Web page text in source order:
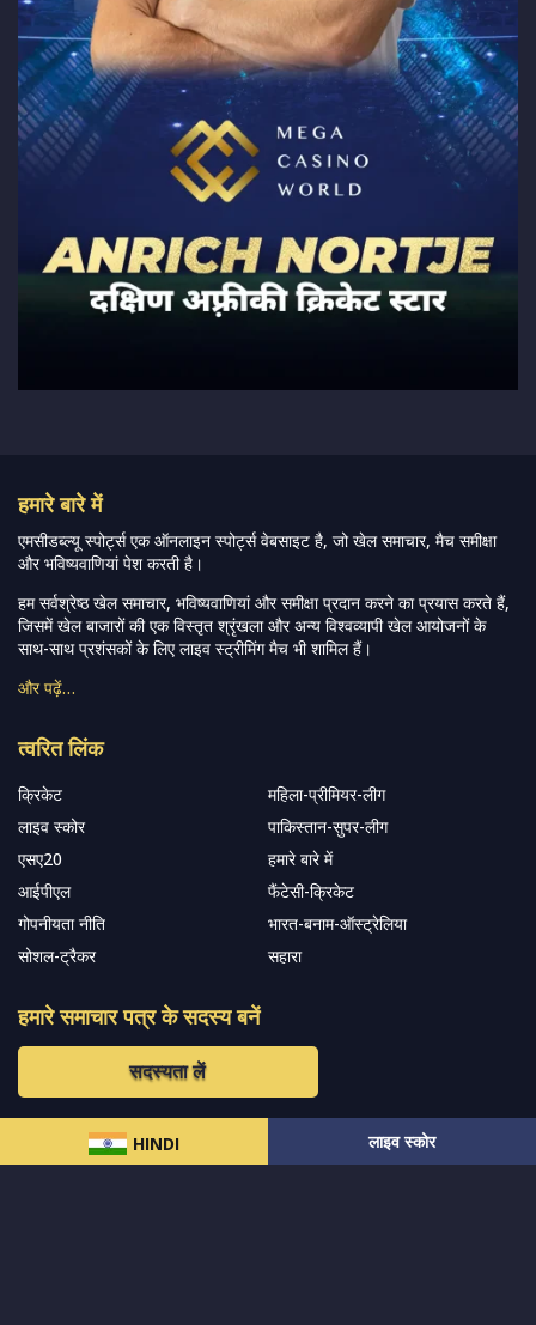
HINDI लाइव स्कोर
हमारे बारे में
एमसीडब्ल्यू स्पोर्ट्स एक ऑनलाइन स्पोर्ट्स वेबसाइट है, जो खेल समाचार, मैच समीक्षा
और भविष्यवाणियां पेश करती है।
हम सर्वश्रेष्ठ खेल समाचार, भविष्यवाणियां और समीक्षा प्रदान करने का प्रयास करते हैं,
जिसमें खेल बाजारों की एक विस्तृत श्रृंखला और अन्य विश्वव्यापी खेल आयोजनों के
साथ-साथ प्रशंसकों के लिए लाइव स्ट्रीमिंग मैच भी शामिल हैं।
और पढ़ें…
त्वरित लिंक
क्रिकेट
महिला-प्रीमियर-लीग
लाइव स्कोर
पाकिस्तान-सुपर-लीग
एसए20
हमारे बारे में
आईपीएल
फैंटेसी-क्रिकेट
गोपनीयता नीति
भारत-बनाम-ऑस्ट्रेलिया
सोशल-ट्रैकर
सहारा
हमारे समाचार पत्र के सदस्य बनें
सदस्यता लें
हमारा अनुसरण करें और नवीनतम अपडेट प्राप्त करेंs